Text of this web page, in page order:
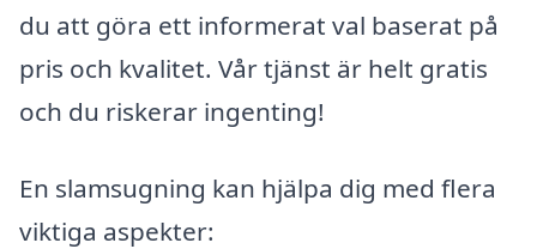
du att göra ett informerat val baserat på
pris och kvalitet. Vår tjänst är helt gratis
och du riskerar ingenting!
En slamsugning kan hjälpa dig med flera
viktiga aspekter: